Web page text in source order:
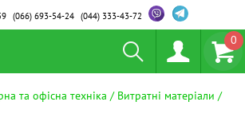
(066)693-54-24 (044)333-43-72
0
та офісна техніка
Витратні матеріали